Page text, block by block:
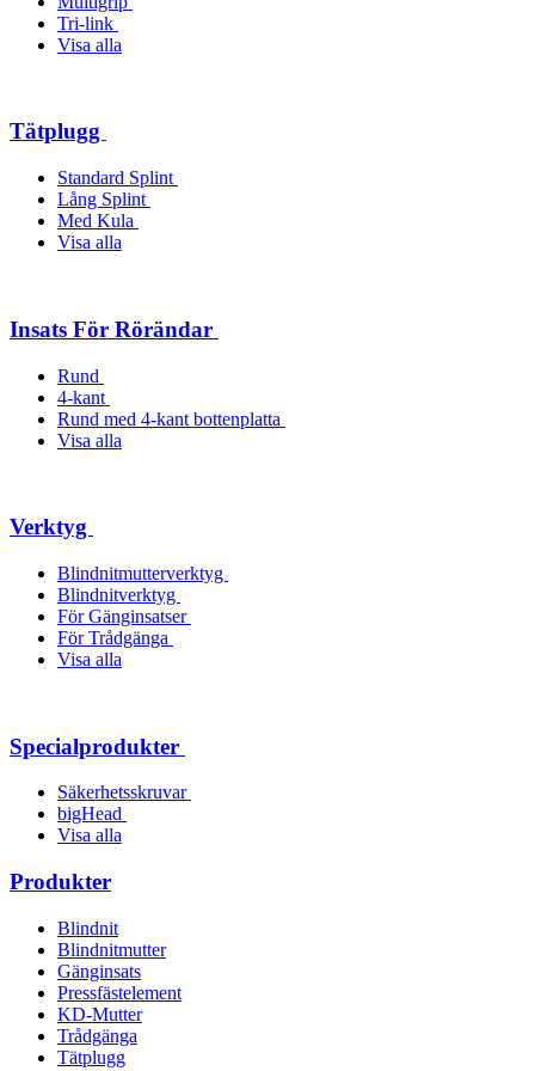
Tri-link
Visa alla
Tätplugg
Standard Splint
Lång Splint
Med Kula
Visa alla
Insats För Rörändar
Rund
4-kant
Rund med 4-kant bottenplatta
Visa alla
Verktyg
Blindnitmutterverktyg
Blindnitverktyg
För Gänginsatser
För Trådgänga
Visa alla
Specialprodukter
Säkerhetsskruvar
bigHead
Visa alla
Produkter
Blindnit
Blindnitmutter
Gänginsats
Pressfästelement
KD-Mutter
Trådgänga
Tätplugg